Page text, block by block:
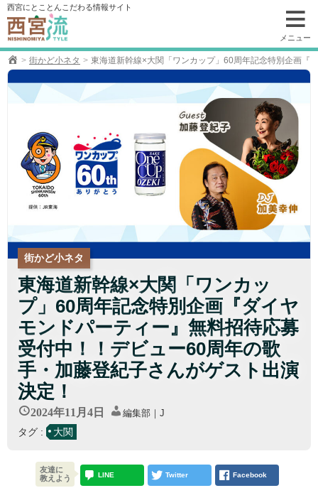
コ
ン
テ
ン
ツ
へ
西宮にとことんこだわる情報サイト
メニュー
街かど小ネタ 東海道新幹線×大関「ワンカップ」60周年記念特別企画『
街かど小ネタ
東海道新幹線×大関「ワンカッ
プ」60周年記念特別企画『ダイヤ
モンドパーティー』無料招待応募
受付中！！デビュー60周年の歌
手・加藤登紀子さんがゲスト出演
決定！
2024年11月4日 編集部｜J
タグ : 大関
友達に
教えよう
LINE Twitter Facebook